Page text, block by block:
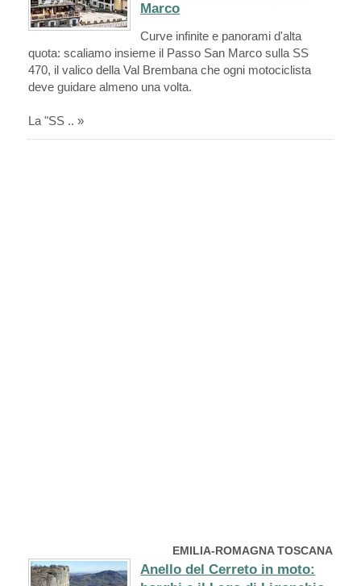
Marco
Curve infinite e panorami d'alta
quota: scaliamo insieme il Passo San Marco sulla SS
470, il valico della Val Brembana che ogni motociclista
deve guidare almeno una volta.
La "SS .. »
EMILIA-ROMAGNA TOSCANA
Anello del Cerreto in moto: